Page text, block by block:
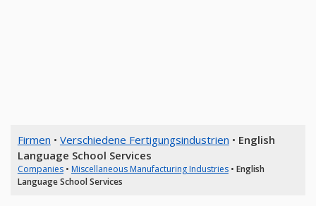
Firmen • Verschiedene Fertigungsindustrien • English
Language School Services
Companies• Miscellaneous Manufacturing Industries• English
Language School Services